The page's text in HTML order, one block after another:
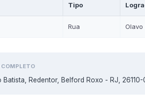
Tipo
Rua Olavo
COMPLETO
Batista, Redentor, Belford Roxo - RJ,